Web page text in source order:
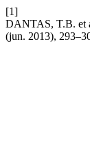
[1]
DANTAS, T.B.
(jun. 2013),